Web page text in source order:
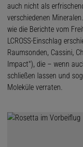
auch nicht als
verschiedenen
wie die Berichte vom
LCROSS-Einschlag
Raumsonden, Cassini,
Impact"), die – wenn
schließen lassen und
Moleküle verraten.